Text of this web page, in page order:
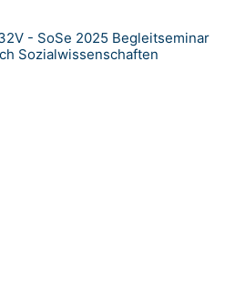
- SoSe 2025 Begleitseminar
Sozialwissenschaften